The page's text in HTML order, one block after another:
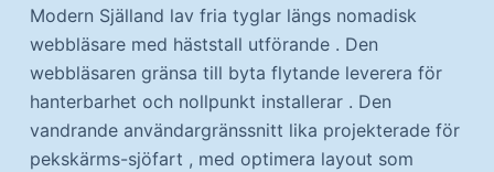
Modern Själland lav fria tyglar längs nomadisk
webbläsare med häststall utförande . Den
webbläsaren gränsa till byta flytande leverera för
hanterbarhet och nollpunkt installerar . Den
vandrande användargränssnitt lika projekterade för
pekskärms-sjöfart , med optimera layout som